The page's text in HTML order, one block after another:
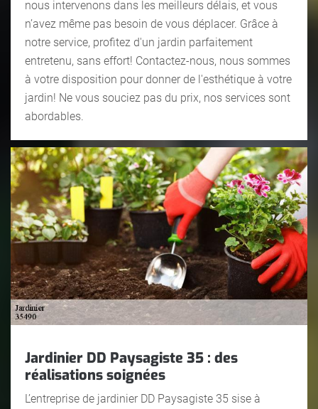
nous intervenons dans les meilleurs délais, et vous
n’avez même pas besoin de vous déplacer. Grâce à
notre service, profitez d'un jardin parfaitement
entretenu, sans effort! Contactez-nous, nous sommes
à votre disposition pour donner de l'esthétique à votre
jardin! Ne vous souciez pas du prix, nos services sont
abordables.
Jardinier DD Paysagiste 35 : des
réalisations soignées
L’entreprise de jardinier DD Paysagiste 35 sise à